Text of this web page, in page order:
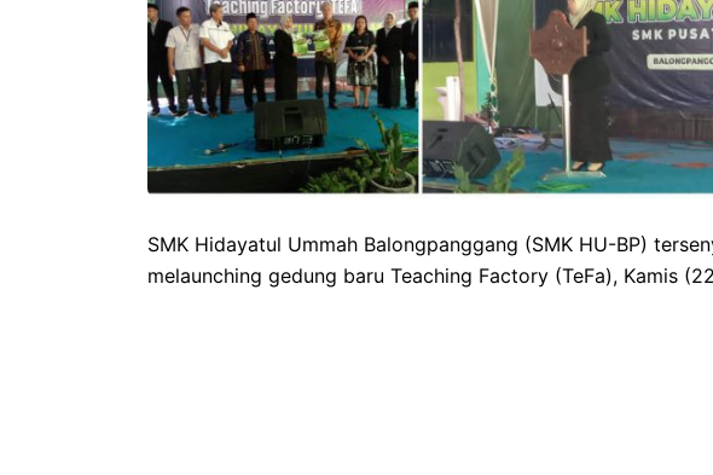
SMK Hidayatul Ummah Balongpanggang (SMK HU-BP)
melaunching gedung baru Teaching Factory (TeFa), Kamis